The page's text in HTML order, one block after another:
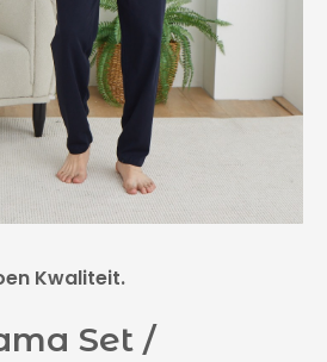
Kwaliteit.
Set /